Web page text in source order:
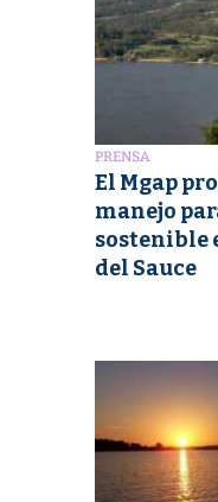
PRENSA
El Mgap
manejo
sostenible
del Sauce